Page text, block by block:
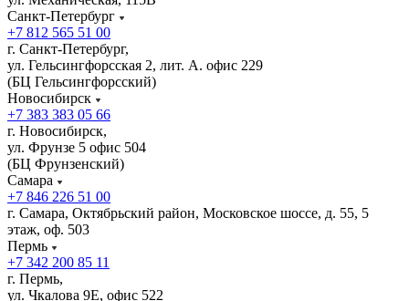
Санкт-Петербург
+7 812 565 51 00
г. Санкт-Петербург,
ул. Гельсингфорсская 2, лит. А. офис 229
(БЦ Гельсингфорсский)
Новосибирск
+7 383 383 05 66
г. Новосибирск,
ул. Фрунзе 5 офис 504
(БЦ Фрунзенский)
Самара
+7 846 226 51 00
г. Самара, Октябрьский район, Московское шоссе, д. 55, 5
этаж, оф. 503
Пермь
+7 342 200 85 11
г. Пермь,
ул. Чкалова 9Е, офис 522